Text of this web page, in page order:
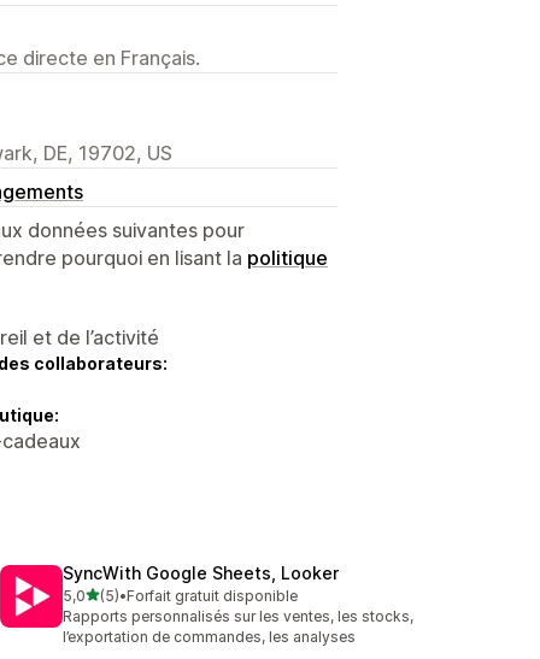
directe en Français.
DE, 19702, US
données suivantes pour
pourquoi en lisant la politique
et de l’activité
collaborateurs:
SyncWith Google Sheets, Looker
5,0étoile(s) sur 5
(5)
5 avis au total
•Forfait gratuit disponible
Rapports personnalisés sur les ventes, les stocks,
l’exportation de commandes, les analyses